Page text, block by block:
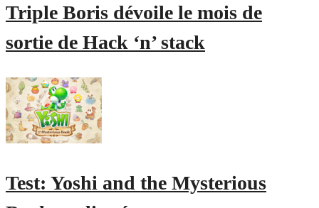
Triple Boris dévoile le mois de
sortie de Hack ‘n’ stack
Test: Yoshi and the Mysterious